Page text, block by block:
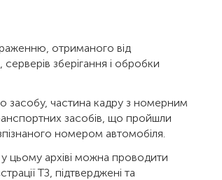
отриманого від
зберігання і обробки
засобу, частина кадру з номерним
засобів, що пройшли
номером автомобіля.
цьому архіві можна проводити
ТЗ, підтверджені та